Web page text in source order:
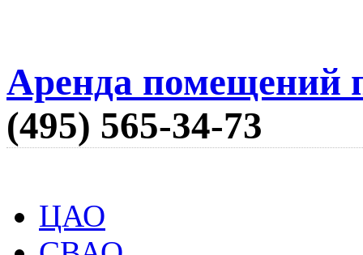
Аренда помещений
(495) 565-34-73
ЦАО